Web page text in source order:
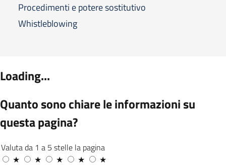
Procedimenti e potere sostitutivo
Whistleblowing